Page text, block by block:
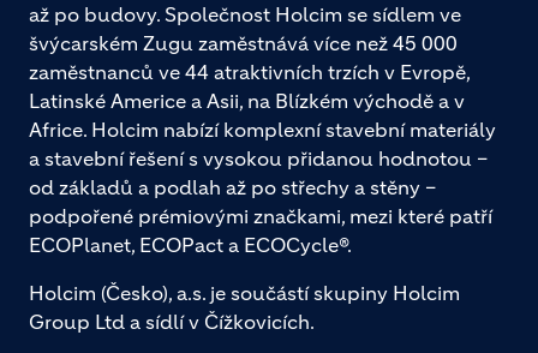
až po budovy. Společnost Holcim se sídlem ve
švýcarském Zugu zaměstnává více než 45 000
zaměstnanců ve 44 atraktivních trzích v Evropě,
Latinské Americe a Asii, na Blízkém východě a v
Africe. Holcim nabízí komplexní stavební materiály
a stavební řešení s vysokou přidanou hodnotou –
od základů a podlah až po střechy a stěny –
podpořené prémiovými značkami, mezi které patří
ECOPlanet, ECOPact a ECOCycle®.
Holcim (Česko), a.s. je součástí skupiny Holcim
Group Ltd a sídlí v Čížkovicích.